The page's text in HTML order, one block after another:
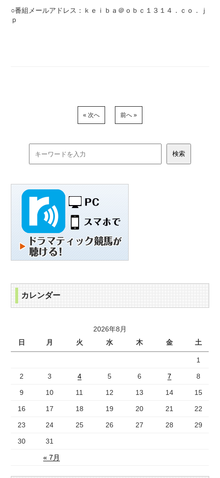
○番組メールアドレス：ｋｅｉｂａ＠ｏｂｃ１３１４．ｃｏ．ｊ
ｐ
« 次へ 前へ »
カレンダー
2026年8月
日
月 火 水 木 金 土
« 7月
1
2 3 4 5 6 7 8
9 10 11 12 13 14 15
16 17 18 19 20 21 22
23 24 25 26 27 28 29
30 31